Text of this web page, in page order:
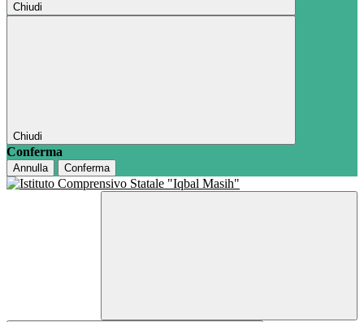
Chiudi
Chiudi
Conferma
Annulla Conferma